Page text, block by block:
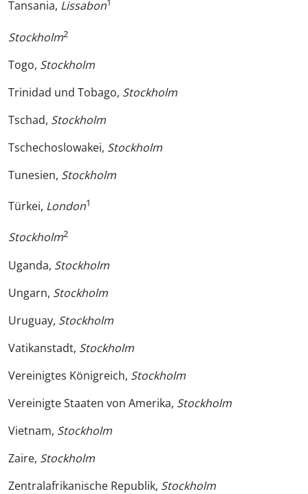
Tansania, Lissabon
Stockholm2
Togo, Stockholm
Trinidad und Tobago, Stockholm
Tschad, Stockholm
Tschechoslowakei, Stockholm
Tunesien, Stockholm
Türkei, London1
Stockholm2
Uganda, Stockholm
Ungarn, Stockholm
Uruguay, Stockholm
Vatikanstadt, Stockholm
Vereinigtes Königreich, Stockholm
Vereinigte Staaten von Amerika, Stockholm
Vietnam, Stockholm
Zaire, Stockholm
Zentralafrikanische Republik, Stockholm